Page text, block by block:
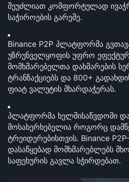
შეუძლიათ კომფორტულად
საჭიროების გარეშე.
Binance P2P პლატფორმა
უზრუნველყოფის უფრო
მომხმარებელთა დახმარების
ტრანზაქციებს და 800+
ფიატ ვალუტის მხარდაჭერას.
პლატფორმა ხელმისაწვდომი
მოსახერხებელია როგორც
ტრეიდერებისთვის. Binance
დასაწყებად მომხმარებლებს
საფეხურის გავლა სჭირდებათ.